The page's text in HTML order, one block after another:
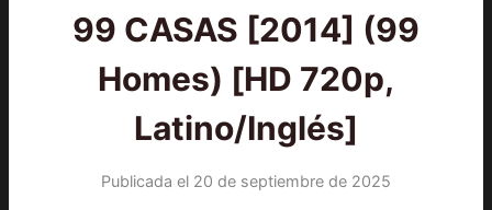
99 CASAS [2014] (99
Homes) [HD 720p,
Latino/Inglés]
Publicada el 20 de septiembre de 2025